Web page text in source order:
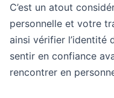
C’est un atout
personnelle et votre
ainsi vérifier l’identité
sentir en confiance
rencontrer en